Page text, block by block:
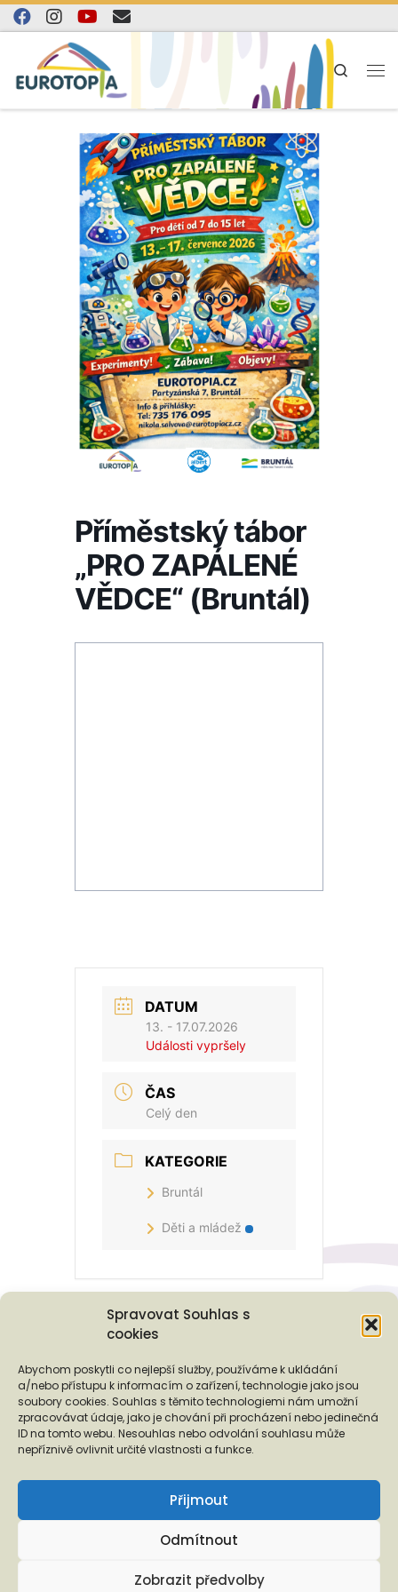
Spravovat Souhlas s
cookies
Abychom poskytli co nejlepší služby, používáme k ukládání
a/nebo přístupu k informacím o zařízení, technologie jako jsou
soubory cookies. Souhlas s těmito technologiemi nám umožní
zpracovávat údaje, jako je chování při procházení nebo jedinečná
ID na tomto webu. Nesouhlas nebo odvolání souhlasu může
nepříznivě ovlivnit určité vlastnosti a funkce.
Přijmout
Odmítnout
Zobrazit předvolby
Skip to content
Search
Příměstský tábor
„PRO ZAPÁLENÉ
VĚDCE“ (Bruntál)
DATUM
13. - 17.07.2026
Události vypršely
ČAS
Celý den
KATEGORIE
Bruntál
Děti a mládež
Podporují nás...
❬ ❭